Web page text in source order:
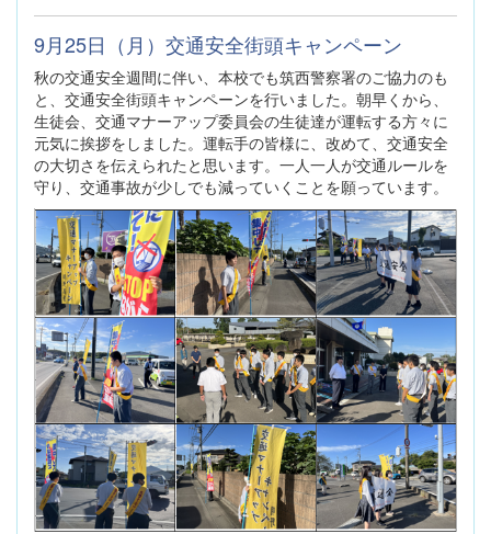
9月25日（月）交通安全街頭キャンペーン
秋の交通安全週間に伴い、本校でも筑西警察署のご協力のも
と、交通安全街頭キャンペーンを行いました。朝早くから、
生徒会、交通マナーアップ委員会の生徒達が運転する方々に
元気に挨拶をしました。運転手の皆様に、改めて、交通安全
の大切さを伝えられたと思います。一人一人が交通ルールを
守り、交通事故が少しでも減っていくことを願っています。